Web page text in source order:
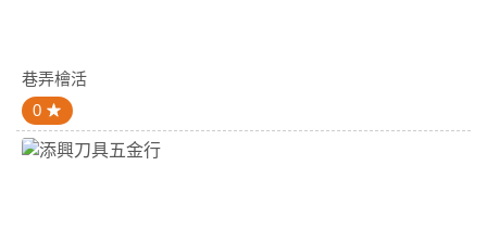
巷弄檜活
0